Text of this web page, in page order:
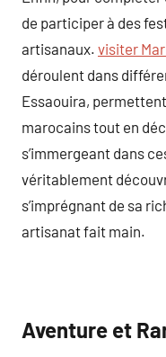
de participer à des
artisanaux. visiter
déroulent dans
Essaouira,
marocains tout en
s’immergeant dans
véritablement
s’imprégnant de sa
artisanat fait main.
Aventure et